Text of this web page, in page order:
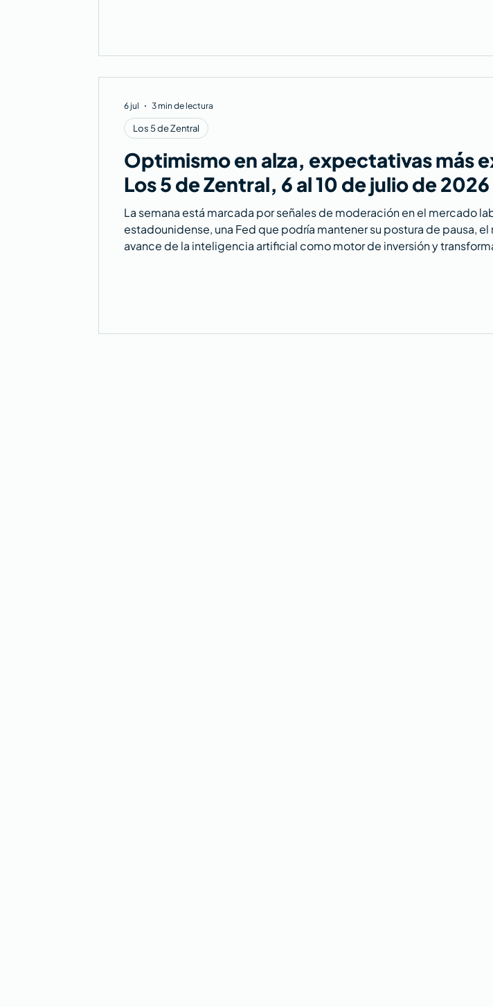
Optimismo en alza, expectativas más
Los 5 de Zentral, 6 al 10 de julio de 2026
La semana está marcada por señales de moderación en el mercado
estadounidense, una Fed que podría mantener su postura de pausa,
avance de la inteligencia artificial como motor de inversión y
Los 5 de Zentral
6 jul 3 min de lectura